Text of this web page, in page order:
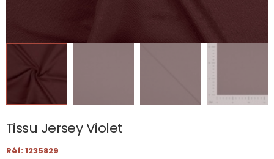
Tissu Jersey Violet
Réf: 1235829